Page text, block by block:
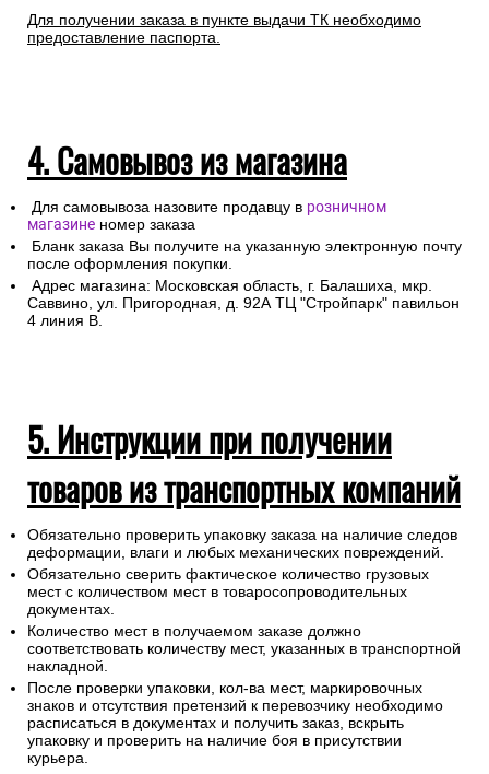
Для получении заказа в пункте выдачи ТК необходимо
предоставление паспорта.
4. Самовывоз из магазина
Для самовывоза назовите продавцу в розничном
магазине номер заказа
Бланк заказа Вы получите на указанную электронную почту
после оформления покупки.
Адрес магазина: Московская область, г. Балашиха, мкр.
Саввино, ул. Пригородная, д. 92А ТЦ "Стройпарк" павильон
4 линия В.
5. Инструкции при получении
товаров из транспортных компаний
Обязательно проверить упаковку заказа на наличие следов
деформации, влаги и любых механических повреждений.
Обязательно сверить фактическое количество грузовых
мест с количеством мест в товаросопроводительных
документах.
Количество мест в получаемом заказе должно
соответствовать количеству мест, указанных в транспортной
накладной.
После проверки упаковки, кол-ва мест, маркировочных
знаков и отсутствия претензий к перевозчику необходимо
расписаться в документах и получить заказ, вскрыть
упаковку и проверить на наличие боя в присутствии
курьера.